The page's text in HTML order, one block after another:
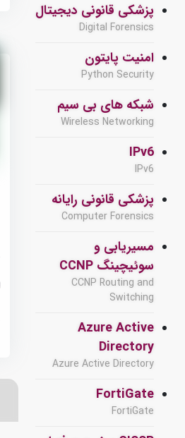
پزشکی قانونی دیجیتال
Digital Forensics
امنیت پایتون
Python Security
شبکه های بی سیم
Wireless Networking
IPv6
IPv6
پزشکی قانونی رایانه
Computer Forensics
مسیریابی و
سوئیچینگ CCNP
CCNP Routing and
Switching
Azure Active
Directory
Azure Active Directory
FortiGate
FortiGate